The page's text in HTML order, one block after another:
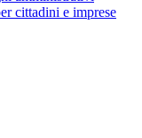
cittadini e imprese